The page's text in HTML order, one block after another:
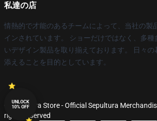
私達の店
情熱的で才能のあるチームによって、当社の製
インされています。 ショーだけではなく、多種
いデザイン製品を取り揃えております。 日々の
添えることを目的としています。
© Sepultura Store - Official Sepultura
rights reserved
UNLOCK
10% OFF